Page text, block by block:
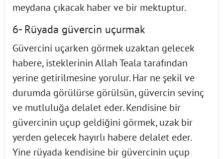
meydana çıkacak haber ve bir mektuptur.
6- Rüyada güvercin uçurmak
Güvercini uçarken görmek uzaktan gelecek
habere, isteklerinin Allah Teala tarafından
yerine getirilmesine yorulur. Har ne şekil ve
durumda görülürse görülsün, güvercin sevinç
ve mutluluğa delalet eder. Kendisine bir
güvercinin uçup geldiğini görmek, uzak bir
yerden gelecek hayırlı habere delalet eder.
Yine rüyada kendisine bir güvercinin uçup